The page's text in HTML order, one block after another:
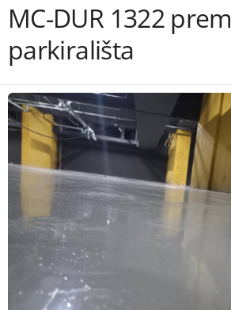
MC-DUR 1322
parkirališta